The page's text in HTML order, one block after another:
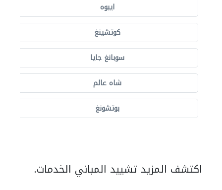
ايبوه
كوتشينغ
سوبانغ جايا
شاه عالم
بوتشونغ
اكتشف المزيد تشييد المباني الخدمات.